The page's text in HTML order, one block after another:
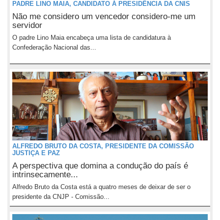
PADRE LINO MAIA, CANDIDATO À PRESIDÊNCIA DA CNIS
Não me considero um vencedor considero-me um
servidor
O padre Lino Maia encabeça uma lista de candidatura à
Confederação Nacional das...
ALFREDO BRUTO DA COSTA, PRESIDENTE DA COMISSÃO
JUSTIÇA E PAZ
A perspectiva que domina a condução do país é
intrinsecamente...
Alfredo Bruto da Costa está a quatro meses de deixar de ser o
presidente da CNJP - Comissão...